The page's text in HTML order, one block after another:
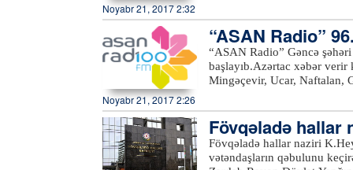
daxildir.Qeyd edək ki, bu il
hektar çiyid səpilib. Ən çox
(15055 hektar), Biləsuvar
əkilib.xeber100.com
Noyabr 21, 2017 2:32
“ASAN Radio”
“ASAN Radio” Gəncə
başlayıb.Azərtac xəbər
Mingəçevir, Ucar, Naftalan,
tezliyində, Lerik, Lənkəran,
Biləsuvar, Saatlı,
“ASAN Radio”nun yayım
edir.Azərbaycan
İnnovasiyalar üzrə Dövlət
Noyabr 21, 2017 2:26
Fövqəladə hallar
Fövqəladə hallar naziri
vətəndaşların qəbulunu